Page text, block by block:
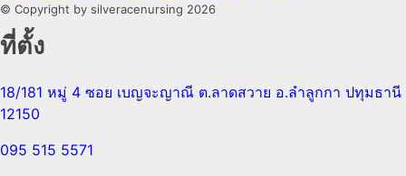
© Copyright by silveracenursing 2026
ที่ตั้ง
18/181 หมู่ 4 ซอย เบญจะญาณี ต.ลาดสวาย อ.ลำลูกกา ปทุมธานี
12150
095 515 5571